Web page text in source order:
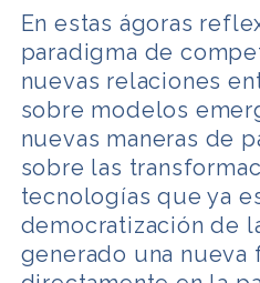
En estas ágoras
paradigma de
nuevas relaciones
sobre modelos
nuevas maneras de
sobre las
tecnologías que ya
democratización de
generado una nueva